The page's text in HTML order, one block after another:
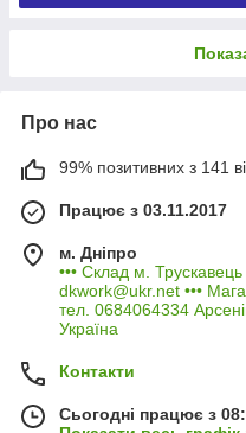
Про нас
99% позитивних з 141
Працює з 03.11.2017
м. Дніпро
••• Склад м.
dkwork@ukr.net •••
тел. 0684064334
Україна
Контакти
Сьогодні працює з